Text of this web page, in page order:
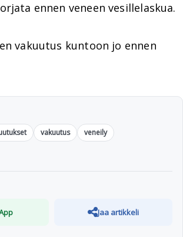
ennen veneen vesillelaskua.
vakuutus kuntoon jo ennen
vakuutus
veneily
Jaa artikkeli